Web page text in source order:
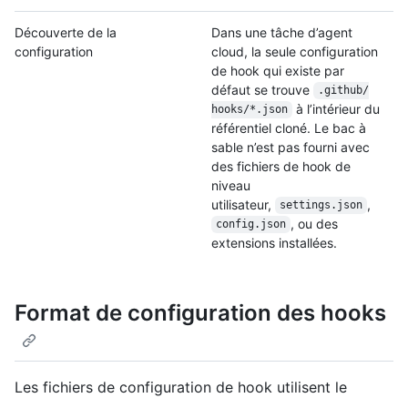
Découverte de la
configuration
Dans une tâche d’agent
cloud, la seule configuration
de hook qui existe par
défaut se trouve
.github/
hooks/*.json
à l’intérieur du
référentiel cloné. Le bac à
sable n’est pas fourni avec
des fichiers de hook de
niveau
utilisateur,
settings.json ,
config.json , ou des
extensions installées.
Format de configuration des hooks
Les fichiers de configuration de hook utilisent le